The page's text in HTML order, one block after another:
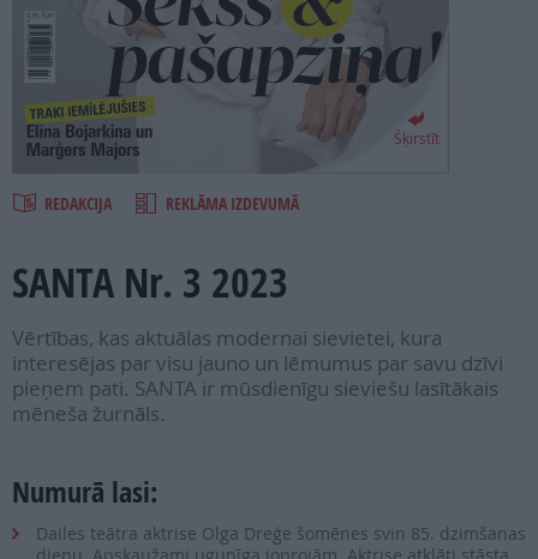
SEARCH
Šķirstīt
REDAKCIJA REKLĀMA IZDEVUMĀ
SANTA Nr. 3 2023
Vērtības, kas aktuālas modernai sievietei, kura
interesējas par visu jauno un lēmumus par savu dzīvi
pieņem pati. SANTA ir mūsdienīgu sieviešu lasītākais
mēneša žurnāls.
Numurā lasi:
Dailes teātra aktrise Olga Dreģe šomēnes svin 85. dzimšanas